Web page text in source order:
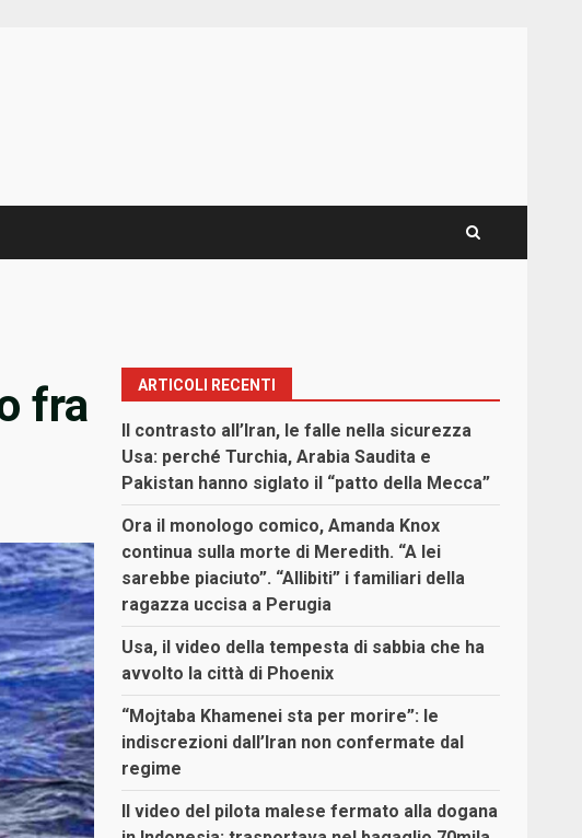
fra
ARTICOLI RECENTI
Il contrasto all’Iran, le falle nella sicurezza
Usa: perché Turchia, Arabia Saudita e
Pakistan hanno siglato il “patto della Mecca”
Ora il monologo comico, Amanda Knox
continua sulla morte di Meredith. “A lei
sarebbe piaciuto”. “Allibiti” i familiari della
ragazza uccisa a Perugia
Usa, il video della tempesta di sabbia che ha
avvolto la città di Phoenix
“Mojtaba Khamenei sta per morire”: le
indiscrezioni dall’Iran non confermate dal
regime
Il video del pilota malese fermato alla dogana